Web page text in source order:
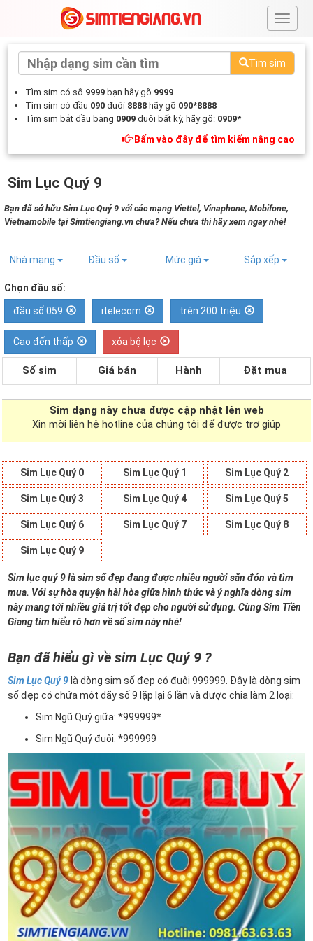
#
Tìm sim
Tìm sim có số 9999 bạn hãy gõ 9999
Tìm sim có đầu 090 đuôi 8888 hãy gõ 090*8888
Tìm sim bắt đầu bằng 0909 đuôi bất kỳ, hãy gõ: 0909*
Bấm vào đây để tìm kiếm nâng cao
Sim Lục Quý 9
Bạn đã sở hữu Sim Lục Quý 9 với các mạng Viettel, Vinaphone, Mobifone,
Vietnamobile tại Simtiengiang.vn chưa? Nếu chưa thì hãy xem ngay nhé!
Nhà mạng Đầu số Mức giá Sắp xếp
Chọn đầu số:
đầu số 059 itelecom trên 200 triệu
Cao đến thấp xóa bộ lọc
Số sim Giá bán Hành Đặt mua
Sim dạng này chưa được cập nhật lên web
Xin mời liên hệ hotline của chúng tôi để được trợ giúp
Sim Lục Quý 0 Sim Lục Quý 1 Sim Lục Quý 2
Sim Lục Quý 3 Sim Lục Quý 4 Sim Lục Quý 5
Sim Lục Quý 6 Sim Lục Quý 7 Sim Lục Quý 8
Sim Lục Quý 9
Sim lục quý 9 là sim số đẹp đang được nhiều người săn đón và tìm
mua. Với sự hòa quyện hài hòa giữa hình thức và ý nghĩa dòng sim
này mang tới nhiều giá trị tốt đẹp cho người sử dụng. Cùng Sim Tiền
Giang tìm hiểu rõ hơn về số sim này nhé!
Bạn đã hiểu gì về sim Lục Quý 9 ?
Sim Lục Quý 9 là dòng sim số đẹp có đuôi 999999. Đây là dòng sim
số đẹp có chứa một dãy số 9 lặp lại 6 lần và được chia làm 2 loại:
Sim Ngũ Quý giữa: *999999*
Sim Ngũ Quý đuôi: *999999